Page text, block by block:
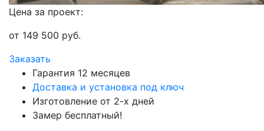
Цена за проект:
от 149 500 руб.
Заказать
Гарантия 12 месяцев
Доставка и установка под ключ
Изготовление от 2-х дней
Замер бесплатный!